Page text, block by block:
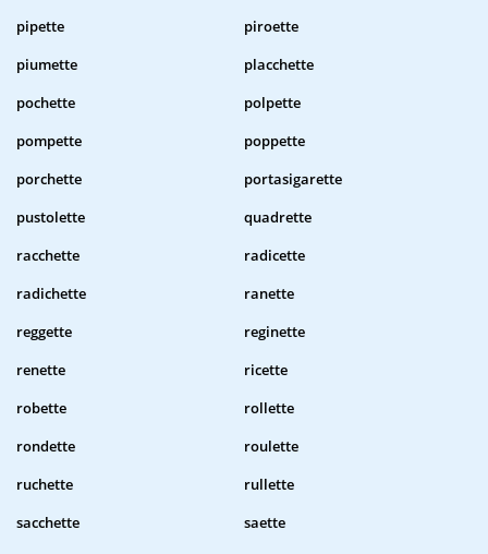
pipette
piroette
piumette
placchette
pochette
polpette
pompette
poppette
porchette
portasigarette
pustolette
quadrette
racchette
radicette
radichette
ranette
reggette
reginette
renette
ricette
robette
rollette
rondette
roulette
ruchette
rullette
sacchette
saette